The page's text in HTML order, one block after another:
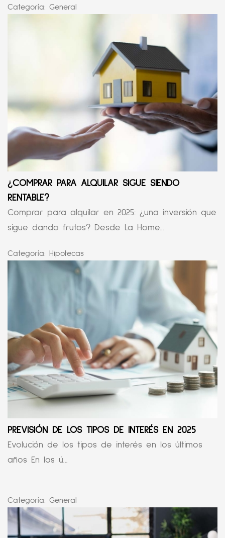
Categoría: General
¿COMPRAR PARA ALQUILAR SIGUE SIENDO
RENTABLE?
Comprar para alquilar en 2025: ¿una inversión que
sigue dando frutos? Desde La Home...
Categoría: Hipotecas
PREVISIÓN DE LOS TIPOS DE INTERÉS EN 2025
Evolución de los tipos de interés en los últimos
años En los ú...
Categoría: General